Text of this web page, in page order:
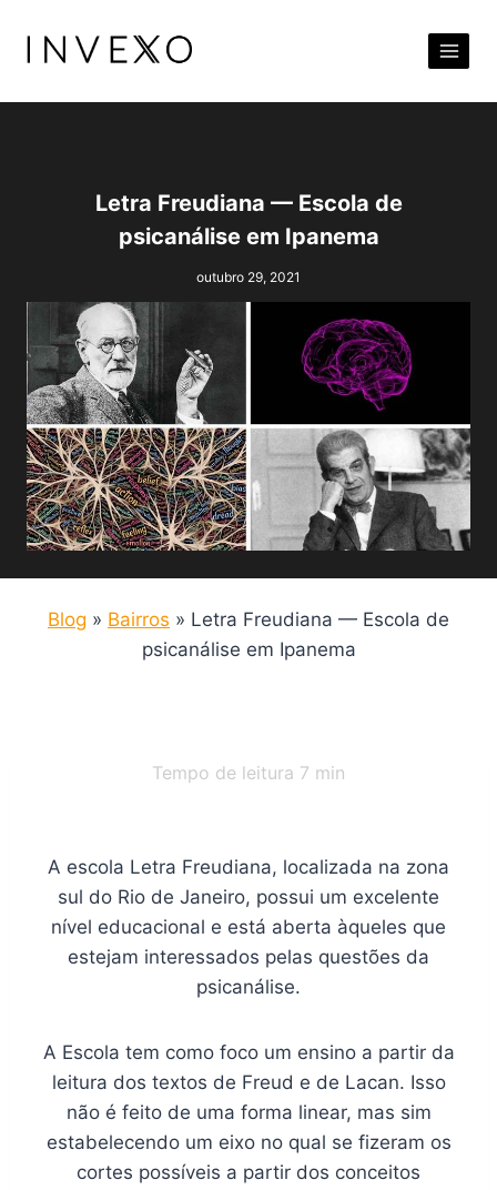
para
Conteúdo
Letra Freudiana — Escola de
psicanálise em Ipanema
outubro 29, 2021
Blog » Bairros » Letra Freudiana — Escola de
psicanálise em Ipanema
Tempo de leitura 7 min
A escola Letra Freudiana, localizada na zona
sul do Rio de Janeiro, possui um excelente
nível educacional e está aberta àqueles que
estejam interessados pelas questões da
psicanálise.
A Escola tem como foco um ensino a partir da
leitura dos textos de Freud e de Lacan. Isso
não é feito de uma forma linear, mas sim
estabelecendo um eixo no qual se fizeram os
cortes possíveis a partir dos conceitos